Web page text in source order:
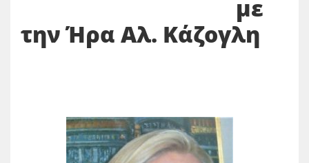
με
την Ήρα Αλ. Κάζογλη